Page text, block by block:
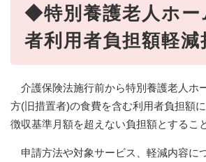
◆特別養護老人ホー
者利用者負担額軽減
介護保険法施行前から特別養護老人ホ
方(旧措置者)の食費を含む利用者負担額
徴収基準月額を超えない負担額とするこ
申請方法や対象サービス、軽減内容に